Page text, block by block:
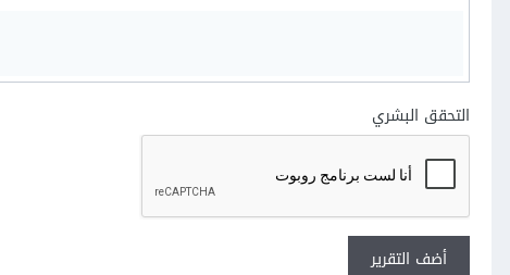
التحقق البشري
أضف التقرير